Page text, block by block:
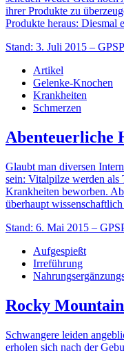
ihrer Produkte zu
Produkte heraus: Diesmal
Stand: 3. Juli 2015 –
Artikel
Gelenke-Knochen
Krankheiten
Schmerzen
Abenteuerliche
Glaubt man diversen
sein: Vitalpilze werden als
Krankheiten beworben.
überhaupt
Stand: 6. Mai 2015 –
Aufgespießt
Irreführung
Rocky
Schwangere leiden
erholen sich nach der